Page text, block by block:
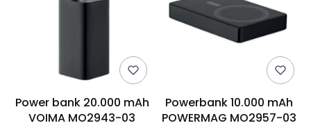
Power bank 20.000 mAh
VOIMA MO2943-03
Powerbank 10.000 mAh
POWERMAG MO2957-03